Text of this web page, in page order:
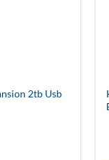
2tb Usb